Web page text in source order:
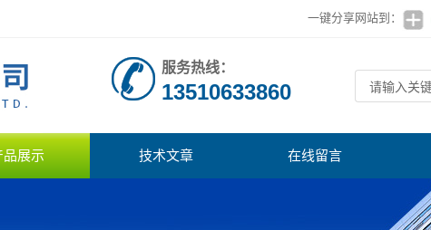
一键分享网站到：
服务热线：
13510633860
品展示 技术文章 在线留言